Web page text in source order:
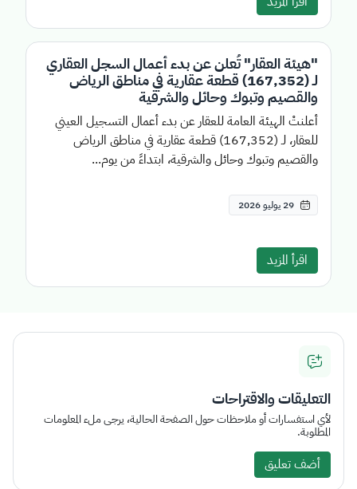
"هيئة العقار" تُعلن عن بدء أعمال السجل العقاري
لـ (167,352) قطعة عقارية في مناطق الرياض
والقصيم وتبوك وحائل والشرقية
أعلنتْ الهيئة العامة للعقار عن بدء أعمال التسجيل العيني
للعقار، لـ (167,352) قطعة عقارية في مناطق الرياض
والقصيم وتبوك وحائل والشرقية، ابتداءً من يوم...
29 يوليو 2026
اقرأ المزيد
التعليقات والاقتراحات
لأي استفسارات أو ملاحظات حول الصفحة الحالية، يرجى ملء المعلومات
المطلوبة.
أضف تعليق